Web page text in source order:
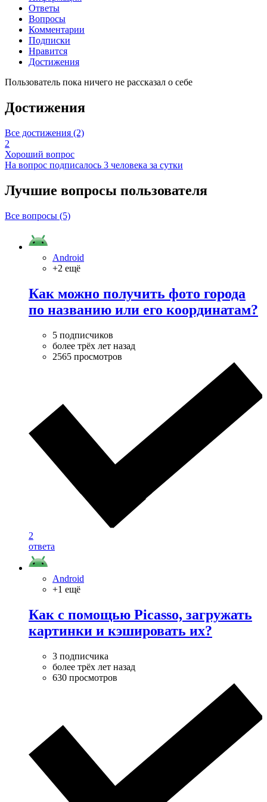
Ответы
Вопросы
Комментарии
Подписки
Нравится
Достижения
Пользователь пока ничего не рассказал о себе
Достижения
Все достижения (2)
2
Хороший вопрос
На вопрос подписалось 3 человека за сутки
Лучшие вопросы пользователя
Все вопросы (5)
Android
+2 ещё
Как можно получить фото города
по названию или его координатам?
5 подписчиков
более трёх лет назад
2565 просмотров
2
ответа
Android
+1 ещё
Как с помощью Picasso, загружать
картинки и кэшировать их?
3 подписчика
более трёх лет назад
630 просмотров